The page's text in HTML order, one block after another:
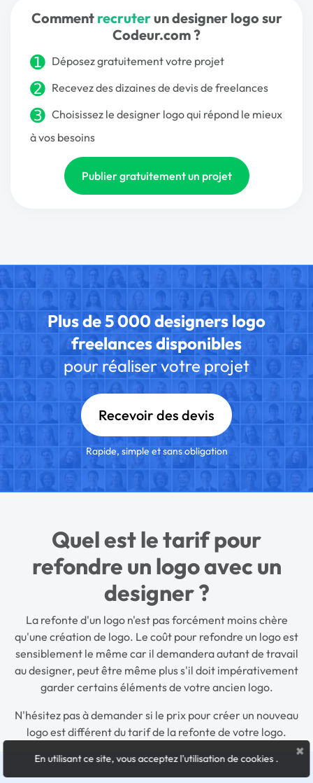
Comment recruterun designer logo sur
Codeur.com ?
Déposez gratuitement votre projet
Recevez des dizaines de devis de freelances
Choisissez le designer logo qui répond le mieux
à vos besoins
Publier gratuitement un projet
Plus de 5 000 designers logo
freelances disponibles
pour réaliser votre projet
Recevoir des devis
Rapide, simple et sans obligation
Quel est le tarif pour
refondre un logo avec un
designer ?
La refonte d'un logo n'est pas forcément moins chère
qu'une création de logo. Le coût pour refondre un logoest
sensiblement le même car il demandera autant de travail
au designer, peut être même plus s'il doit impérativement
garder certains éléments de votre ancien logo.
N'hésitez pas à demander si le prix pour créer un nouveau
logoest différent du tarif de la refonte de votre logo.
×
En utilisant ce site, vous acceptez l'utilisation de cookies.